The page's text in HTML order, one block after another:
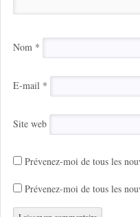
Nom *
E-mail *
Site web
Prévenez-moi de tous les
Prévenez-moi de tous les